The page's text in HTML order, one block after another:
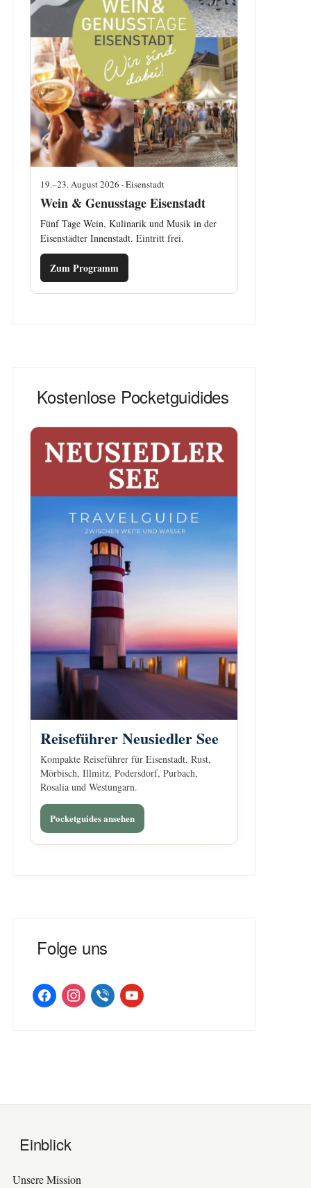
19.–23. August 2026 · Eisenstadt
Wein & Genusstage Eisenstadt
Fünf Tage Wein, Kulinarik und Musik in der
Eisenstädter Innenstadt. Eintritt frei.
Zum Programm
Kostenlose Pocketguidides
Reiseführer Neusiedler See
Kompakte Reiseführer für Eisenstadt, Rust,
Mörbisch, Illmitz, Podersdorf, Purbach,
Rosalia und Westungarn.
Pocketguides ansehen
Folge uns
facebookinstagramviber youtube
Einblick
Unsere Mission